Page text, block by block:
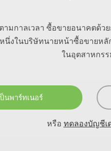
ามกาลเวลา ซื้อขายอนาคตด้ว
หนึ่งในบริษัทนายหน้าซื้อขายห
ในอุตสาหกร
นพาร์ทเนอร์
หรือ ทดลองบัญชีเ